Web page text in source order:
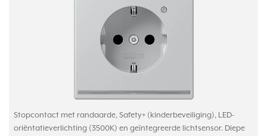
Stopcontact met randaarde, Safety+ (kinderbeveiliging), LED-
oriëntatieverlichting (3500K) en geïntegreerde lichtsensor. Diepe